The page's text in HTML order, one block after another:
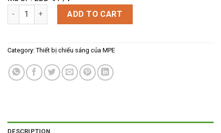
LED BULB LBD-9 TRẮNG, VÀNG quantity
ADD TO CART
Category: Thiết bị chiếu sáng của MPE
DESCRIPTION